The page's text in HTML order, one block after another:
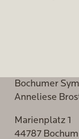
Bochumer
Anneliese
Marienplatz 1
44787 Bochum